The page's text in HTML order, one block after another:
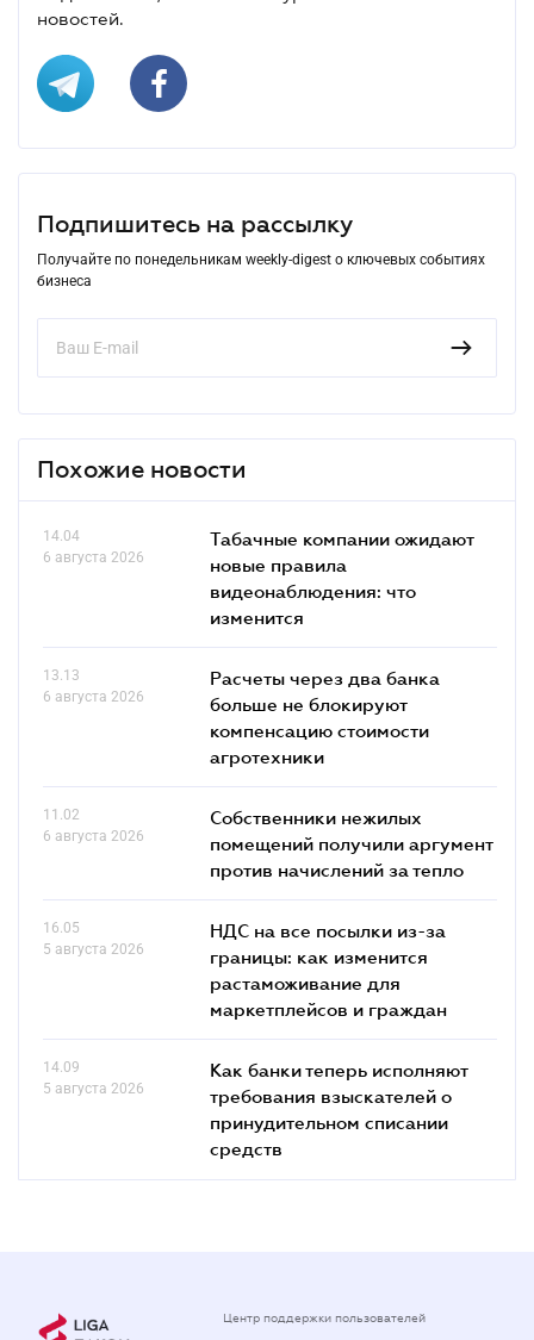
новостей.
Подпишитесь на рассылку
Получайте по понедельникам weekly-digest о ключевых событиях
бизнеса
Похожие новости
14.04
6 августа 2026
Табачные компании ожидают
новые правила
видеонаблюдения: что
изменится
13.13
6 августа 2026
Расчеты через два банка
больше не блокируют
компенсацию стоимости
агротехники
11.02
6 августа 2026
Собственники нежилых
помещений получили аргумент
против начислений за тепло
16.05
5 августа 2026
НДС на все посылки из-за
границы: как изменится
растаможивание для
маркетплейсов и граждан
14.09
5 августа 2026
Как банки теперь исполняют
требования взыскателей о
принудительном списании
средств
Центр поддержки пользователей